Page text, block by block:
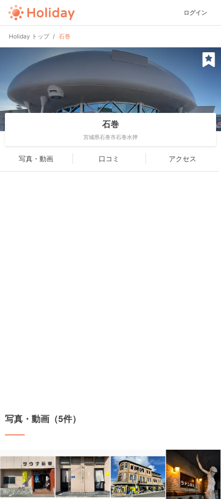
ログイン
Holiday トップ 石巻
石巻
宮城県石巻市石巻水押
写真・動画 口コミ アクセス
写真・動画（5件）